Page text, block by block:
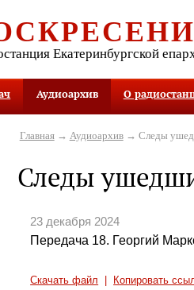
Екатеринбургской
Аудиоархив О
Главная→ Аудиоархив→ Следы
Следы
23 декабря 2024
Передача 18. Георгий
Скачать файл Копировать